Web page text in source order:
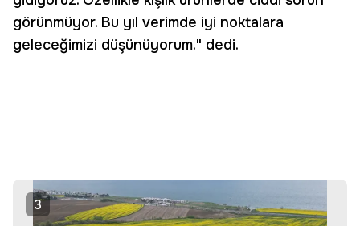
görünmüyor. Bu yıl verimde iyi noktalara
geleceğimizi düşünüyorum." dedi.
3